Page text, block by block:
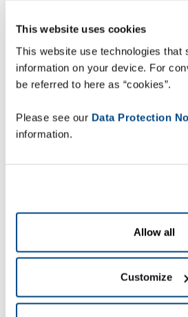
This website uses cookies
This website use technologies that
information on your device. For
be referred to here as “cookies”.
Please see our Data Protection
information.
Allow all
Customize
till högsäsong och jul var
butiker i hela landet.
"På Brown Thomas Arnotts är
erbjuda de allra bästa
flera kanaler för våra kunder.
krav utan att någonsin
synonymt med Brown Thomas
den sömlösa Click & Collect-
effektivt hantera beställningar
viktig komponent i dagens
Plattformens användarvänliga